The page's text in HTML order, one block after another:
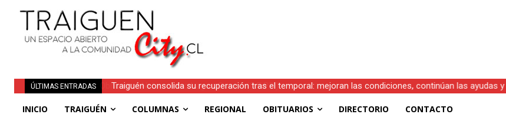
ÚLTIMAS ENTRADAS
Traiguén consolida su recuperación tras el temporal: mejoran las condiciones, continúan las ayudas
INICIO TRAIGUÉN COLUMNAS REGIONAL OBITUARIOS DIRECTORIO CONTACTO